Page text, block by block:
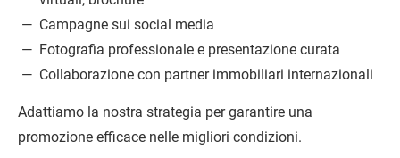
Campagne sui social media
Fotografia professionale e presentazione curata
Collaborazione con partner immobiliari internazionali
Adattiamo la nostra strategia per garantire una
promozione efficace nelle migliori condizioni.